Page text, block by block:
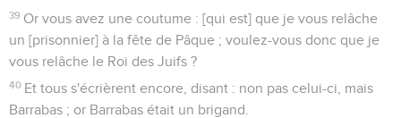
39 Or vous avez une coutume : [qui est] que je vous relâche
un [prisonnier] à la fête de Pâque ; voulez-vous donc que je
vous relâche le Roi des Juifs ?
40 Et tous s'écrièrent encore, disant : non pas celui-ci, mais
Barrabas ; or Barrabas était un brigand.